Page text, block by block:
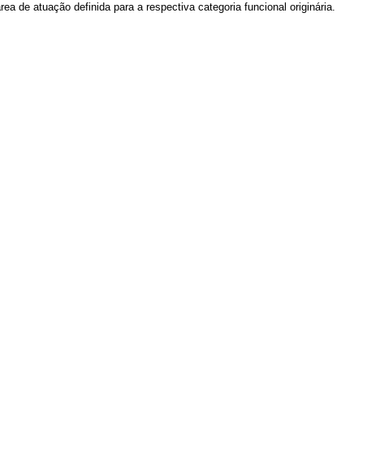
de atuação definida para a respectiva categoria funcional originária.